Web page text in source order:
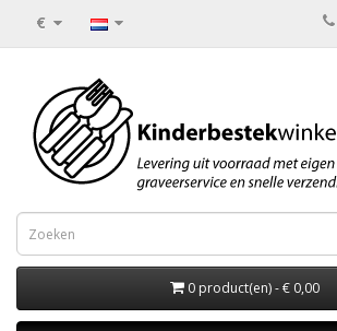
€
0 product(en) - € 0,00